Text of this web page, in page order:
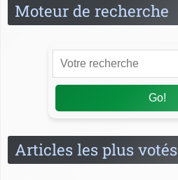
Moteur de recherche
Go!
Articles les plus votés